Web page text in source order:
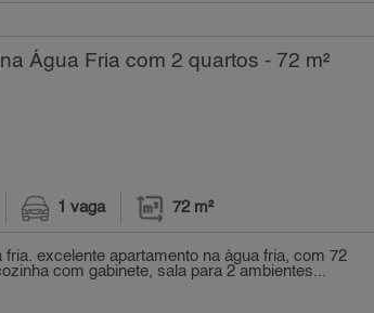
Água Fria com 2 quartos - 72 m²
1 vaga 72 m²
excelente apartamento na água fria, com 72
com gabinete, sala para 2 ambientes...